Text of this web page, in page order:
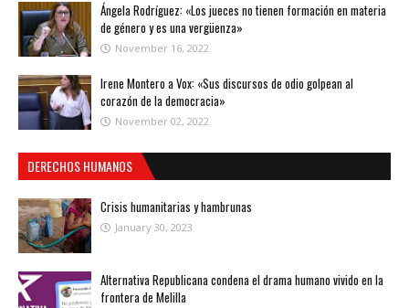
Ángela Rodríguez: «Los jueces no tienen formación en materia
de género y es una vergüenza»
November 16, 2022
Irene Montero a Vox: «Sus discursos de odio golpean al
corazón de la democracia»
November 02, 2022
DERECHOS HUMANOS
Crisis humanitarias y hambrunas
January 30, 2023
Alternativa Republicana condena el drama humano vivido en la
frontera de Melilla